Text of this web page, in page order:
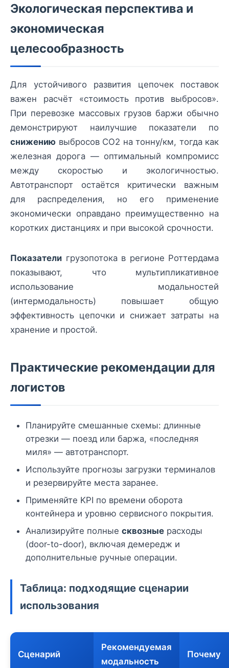
Экологическая перспектива и
экономическая
целесообразность
Для устойчивого развития цепочек поставок
важен расчёт «стоимость против выбросов».
При перевозке массовых грузов баржи обычно
демонстрируют наилучшие показатели по
снижению выбросов CO2 на тонну/км, тогда как
железная дорога — оптимальный компромисс
между скоростью и экологичностью.
Автотранспорт остаётся критически важным
для распределения, но его применение
экономически оправдано преимущественно на
коротких дистанциях и при высокой срочности.
Показатели грузопотока в регионе Роттердама
показывают, что мультипликативное
использование модальностей
(интермодальность) повышает общую
эффективность цепочки и снижает затраты на
хранение и простой.
Практические рекомендации для
логистов
Планируйте смешанные схемы: длинные
отрезки — поезд или баржа, «последняя
миля» — автотранспорт.
Используйте прогнозы загрузки терминалов
и резервируйте места заранее.
Применяйте KPI по времени оборота
контейнера и уровню сервисного покрытия.
Анализируйте полные сквозные расходы
(door-to-door), включая демередж и
дополнительные ручные операции.
Таблица: подходящие сценарии
использования
Сценарий
Рекомендуемая
модальность
Почему